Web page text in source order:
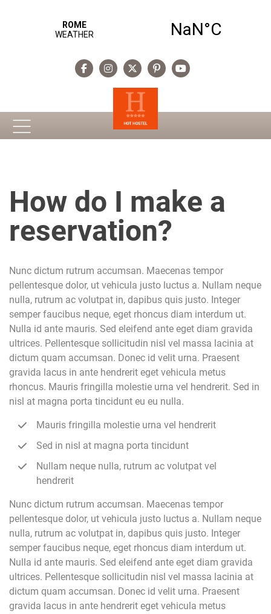
How do I make a
reservation?
Nunc dictum rutrum accumsan. Maecenas tempor
pellentesque dolor, ut vehicula justo luctus a. Nullam neque
nulla, rutrum ac volutpat in, dapibus quis justo. Integer
semper faucibus neque, eget rhoncus diam interdum ut.
Nulla id ante mauris. Sed eleifend ante eget diam gravida
ultrices. Pellentesque sollicitudin nisl vel massa lacinia at
dictum quam accumsan. Donec id velit urna. Praesent
gravida lacus in ante hendrerit eget vehicula metus
rhoncus. Mauris fringilla molestie urna vel hendrerit. Sed in
nisl at magna porta tincidunt eu eu nulla.
Mauris fringilla molestie urna vel hendrerit
Sed in nisl at magna porta tincidunt
Nullam neque nulla, rutrum ac volutpat vel
hendrerit
Nunc dictum rutrum accumsan. Maecenas tempor
pellentesque dolor, ut vehicula justo luctus a. Nullam neque
nulla, rutrum ac volutpat in, dapibus quis justo. Integer
semper faucibus neque, eget rhoncus diam interdum ut.
Nulla id ante mauris. Sed eleifend ante eget diam gravida
ultrices. Pellentesque sollicitudin nisl vel massa lacinia at
dictum quam accumsan. Donec id velit urna. Praesent
gravida lacus in ante hendrerit eget vehicula metus